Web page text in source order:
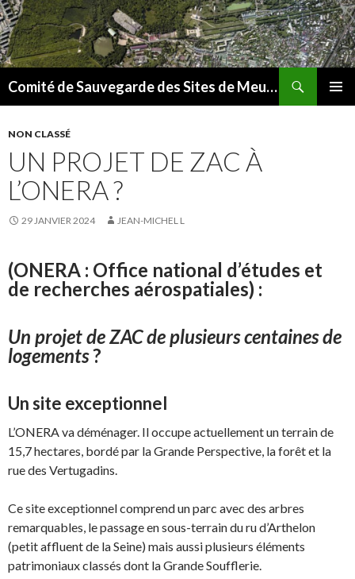
Comité de Sauvegarde des Sites de Meudon
CONTENU
NON CLASSÉ
UN PROJET DE ZAC À
L’ONERA ?
29 JANVIER 2024 JEAN-MICHEL L
(ONERA : Office national d’études et
de recherches aérospatiales) :
Un projet de ZAC de plusieurs centaines de
logements?
Un site exceptionnel
L’ONERA va déménager. Il occupe actuellement un terrain de
15,7 hectares, bordé par la Grande Perspective, la forêt et la
rue des Vertugadins.
Ce site exceptionnel comprend un parc avec des arbres
remarquables, le passage en sous-terrain du ru d’Arthelon
(petit affluent de la Seine) mais aussi plusieurs éléments
patrimoniaux classés dont la Grande Soufflerie.